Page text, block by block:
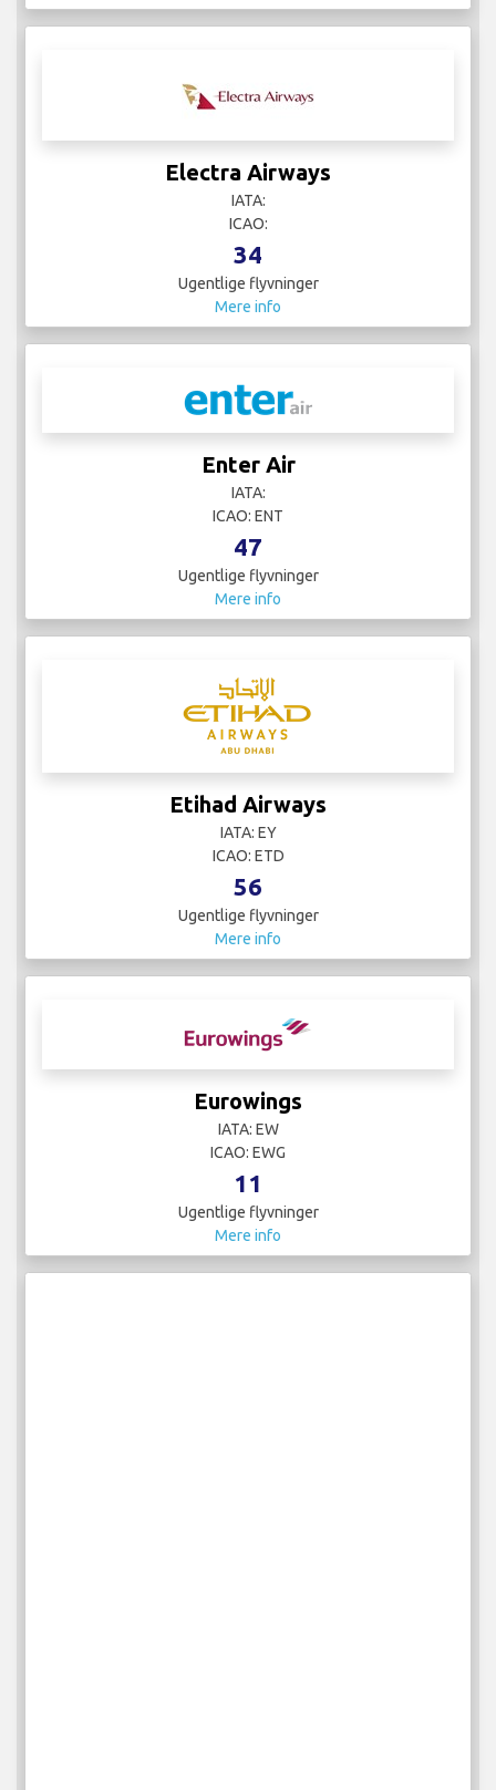
Electra Airways
IATA:
ICAO:
34
Ugentlige flyvninger
Mere info
Enter Air
IATA:
ICAO: ENT
47
Ugentlige flyvninger
Mere info
Etihad Airways
IATA: EY
ICAO: ETD
56
Ugentlige flyvninger
Mere info
Eurowings
IATA: EW
ICAO: EWG
11
Ugentlige flyvninger
Mere info